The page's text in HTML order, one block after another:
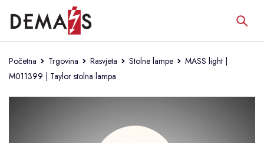
Početna Trgovina Rasvjeta Stolne lampe
MASS light |
M011399 | Taylor stolna lampa